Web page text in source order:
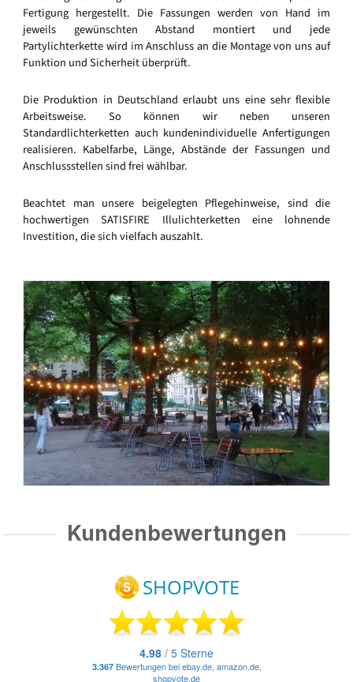
Fertigung hergestellt. Die Fassungen werden von Hand im
jeweils gewünschten Abstand montiert und jede
Partylichterkette wird im Anschluss an die Montage von uns auf
Funktion und Sicherheit überprüft.
Die Produktion in Deutschland erlaubt uns eine sehr flexible
Arbeitsweise. So können wir neben unseren
Standardlichterketten auch kundenindividuelle Anfertigungen
realisieren. Kabelfarbe, Länge, Abstände der Fassungen und
Anschlussstellen sind frei wählbar.
Beachtet man unsere beigelegten Pflegehinweise, sind die
hochwertigen SATISFIRE Illulichterketten eine lohnende
Investition, die sich vielfach auszahlt.
Kundenbewertungen